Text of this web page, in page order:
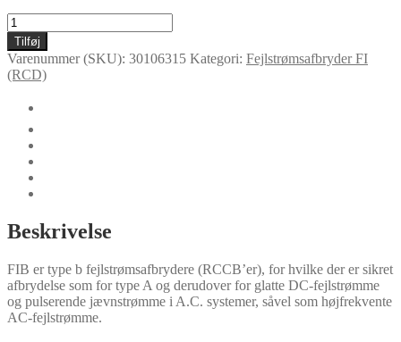
FI4BK
63/0,5
antal
Tilføj
Varenummer (SKU): 30106315 Kategori: Fejlstrømsafbryder FI
(RCD)
Beskrivelse
FIB er type b fejlstrømsafbrydere (RCCB’er), for hvilke der er sikret
afbrydelse som for type A og derudover for glatte DC-fejlstrømme
og pulserende jævnstrømme i A.C. systemer, såvel som højfrekvente
AC-fejlstrømme.